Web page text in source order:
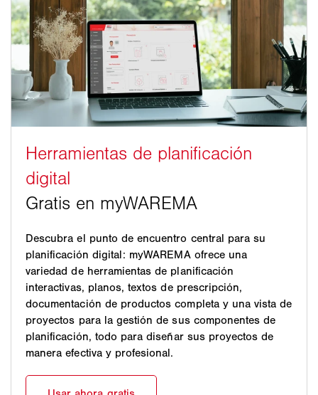
Descubra el punto de encuentro central para su
planificación digital: myWAREMA ofrece una
variedad de herramientas de planificación
interactivas, planos, textos de prescripción,
documentación de productos completa y una vista de
proyectos para la gestión de sus componentes de
planificación, todo para diseñar sus proyectos de
manera efectiva y profesional.